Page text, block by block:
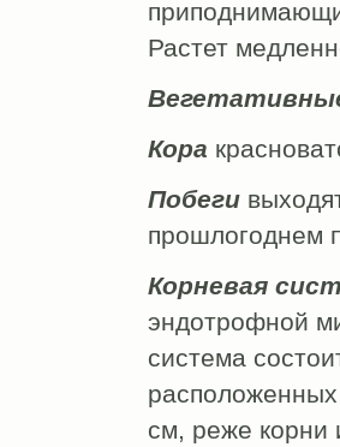
Растет
Кора
Побеги
прошлогоднем
Корневая
эндотрофной
система
см, реже корни